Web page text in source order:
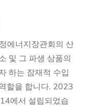
에너지장관회의 산
및 그 파생 상품의
하는 잠재적 수입
할을 합니다. 2023
에서 설립되었습